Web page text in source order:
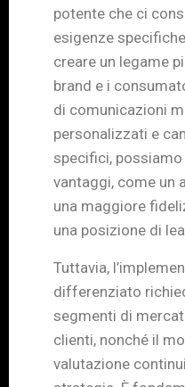
potente che ci
esigenze
creare un legame
brand e i
di comunicazioni
personalizzati e
specifici,
vantaggi, come un
una maggiore
una posizione di
Tuttavia,
differenziato
segmenti di
clienti, nonché il
valutazione